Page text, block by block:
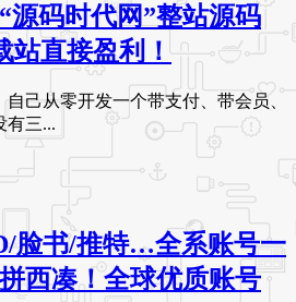
源码时代网”整站源码
站直接盈利！
己从零开发一个带支付、带会员、
有三...
脸书/推特…全系账号一
西凑！全球优质账号